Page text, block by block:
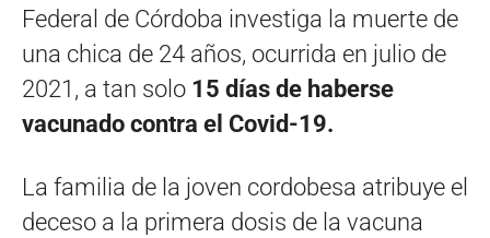
Federal de Córdoba investiga la muerte de
una chica de 24 años, ocurrida en julio de
2021, a tan solo 15 días de haberse
vacunado contra el Covid-19.
La familia de la joven cordobesa atribuye el
deceso a la primera dosis de la vacuna